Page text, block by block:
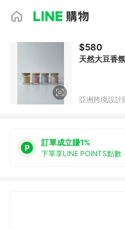
$580
天然大豆香
亞洲跨境設計
訂單成立賺1%
下單享LINE POINTS點數